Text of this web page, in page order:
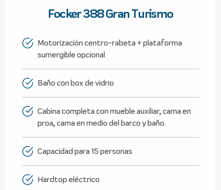
Focker 388 Gran Turismo
Motorización centro-rabeta + plataforma
sumergible opcional
Baño con box de vidrio
Cabina completa con mueble auxiliar, cama en
proa, cama en medio del barco y baño.
Capacidad para 15 personas
Hardtop eléctrico